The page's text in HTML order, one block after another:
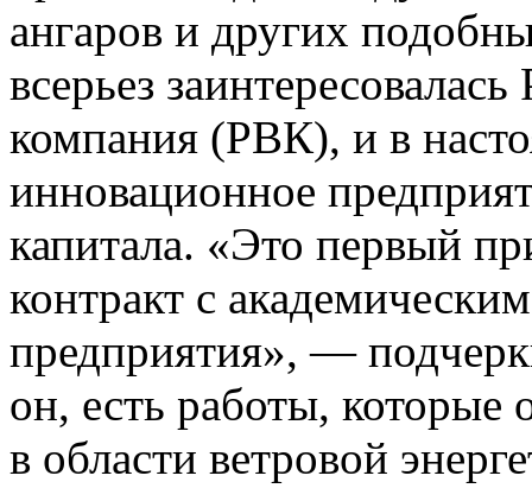
ангаров и других
всерьез
компания (РВК), и в
инновационное
капитала. «Это первый
контракт с
предприятия», —
он, есть работы,
в области ветровой